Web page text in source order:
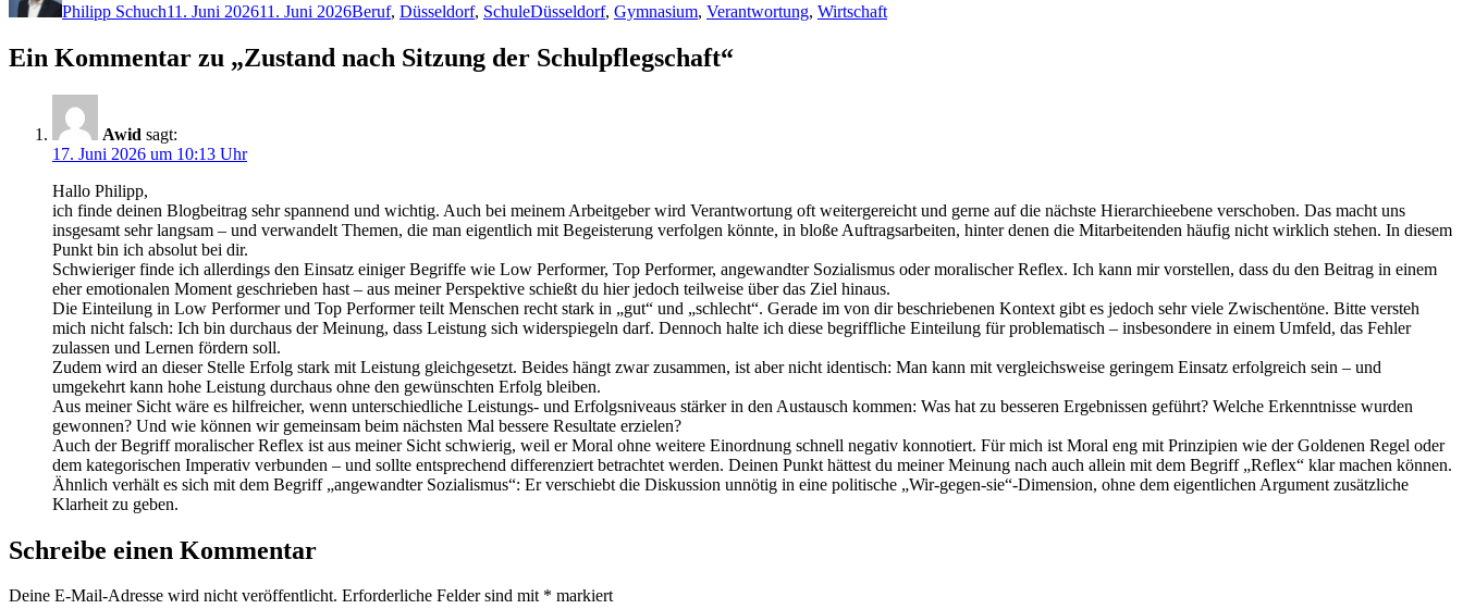
Philipp Schuch11. Juni 202611. Juni 2026Beruf, Düsseldorf, SchuleDüsseldorf, Gymnasium, Verantwortung, Wirtschaft
Ein Kommentar zu „Zustand nach Sitzung der Schulpflegschaft“
Awid sagt:
17. Juni 2026 um 10:13 Uhr
Hallo Philipp,
ich finde deinen Blogbeitrag sehr spannend und wichtig. Auch bei meinem Arbeitgeber wird Verantwortung oft weitergereicht und gerne auf die nächste Hierarchieebene verschoben. Das macht uns
insgesamt sehr langsam – und verwandelt Themen, die man eigentlich mit Begeisterung verfolgen könnte, in bloße Auftragsarbeiten, hinter denen die Mitarbeitenden häufig nicht wirklich stehen. In diesem
Punkt bin ich absolut bei dir.
Schwieriger finde ich allerdings den Einsatz einiger Begriffe wie Low Performer, Top Performer, angewandter Sozialismus oder moralischer Reflex. Ich kann mir vorstellen, dass du den Beitrag in einem
eher emotionalen Moment geschrieben hast – aus meiner Perspektive schießt du hier jedoch teilweise über das Ziel hinaus.
Die Einteilung in Low Performer und Top Performer teilt Menschen recht stark in „gut“ und „schlecht“. Gerade im von dir beschriebenen Kontext gibt es jedoch sehr viele Zwischentöne. Bitte versteh
mich nicht falsch: Ich bin durchaus der Meinung, dass Leistung sich widerspiegeln darf. Dennoch halte ich diese begriffliche Einteilung für problematisch – insbesondere in einem Umfeld, das Fehler
zulassen und Lernen fördern soll.
Zudem wird an dieser Stelle Erfolg stark mit Leistung gleichgesetzt. Beides hängt zwar zusammen, ist aber nicht identisch: Man kann mit vergleichsweise geringem Einsatz erfolgreich sein – und
umgekehrt kann hohe Leistung durchaus ohne den gewünschten Erfolg bleiben.
Aus meiner Sicht wäre es hilfreicher, wenn unterschiedliche Leistungs- und Erfolgsniveaus stärker in den Austausch kommen: Was hat zu besseren Ergebnissen geführt? Welche Erkenntnisse wurden
gewonnen? Und wie können wir gemeinsam beim nächsten Mal bessere Resultate erzielen?
Auch der Begriff moralischer Reflex ist aus meiner Sicht schwierig, weil er Moral ohne weitere Einordnung schnell negativ konnotiert. Für mich ist Moral eng mit Prinzipien wie der Goldenen Regel oder
dem kategorischen Imperativ verbunden – und sollte entsprechend differenziert betrachtet werden. Deinen Punkt hättest du meiner Meinung nach auch allein mit dem Begriff „Reflex“ klar machen können.
Ähnlich verhält es sich mit dem Begriff „angewandter Sozialismus“: Er verschiebt die Diskussion unnötig in eine politische „Wir-gegen-sie“-Dimension, ohne dem eigentlichen Argument zusätzliche
Klarheit zu geben.
Schreibe einen Kommentar
Deine E-Mail-Adresse wird nicht veröffentlicht. Erforderliche Felder sind mit * markiert